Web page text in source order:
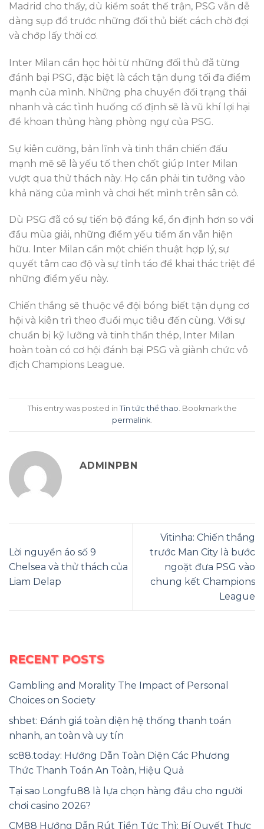
Madrid cho thấy, dù kiểm soát thế trận, PSG vẫn dễ
dàng sụp đổ trước những đối thủ biết cách chờ đợi
và chớp lấy thời cơ.
Inter Milan cần học hỏi từ những đối thủ đã từng
đánh bại PSG, đặc biệt là cách tận dụng tối đa điểm
mạnh của mình. Những pha chuyển đổi trạng thái
nhanh và các tình huống cố định sẽ là vũ khí lợi hại
để khoan thủng hàng phòng ngự của PSG.
Sự kiên cường, bản lĩnh và tinh thần chiến đấu
mạnh mẽ sẽ là yếu tố then chốt giúp Inter Milan
vượt qua thử thách này. Họ cần phải tin tưởng vào
khả năng của mình và chơi hết mình trên sân cỏ.
Dù PSG đã có sự tiến bộ đáng kể, ổn định hơn so với
đầu mùa giải, những điểm yếu tiềm ẩn vẫn hiện
hữu. Inter Milan cần một chiến thuật hợp lý, sự
quyết tâm cao độ và sự tỉnh táo để khai thác triệt để
những điểm yếu này.
Chiến thắng sẽ thuộc về đội bóng biết tận dụng cơ
hội và kiên trì theo đuổi mục tiêu đến cùng. Với sự
chuẩn bị kỹ lưỡng và tinh thần thép, Inter Milan
hoàn toàn có cơ hội đánh bại PSG và giành chức vô
địch Champions League.
This entry was posted in Tin tức thể thao. Bookmark the
permalink.
ADMINPBN
Lời nguyền áo số 9
Chelsea và thử thách của
Liam Delap
Vitinha: Chiến thắng
trước Man City là bước
ngoặt đưa PSG vào
chung kết Champions
League
RECENT POSTS
Gambling and Morality The Impact of Personal
Choices on Society
shbet: Đánh giá toàn diện hệ thống thanh toán
nhanh, an toàn và uy tín
sc88.today: Hướng Dẫn Toàn Diện Các Phương
Thức Thanh Toán An Toàn, Hiệu Quả
Tại sao Longfu88 là lựa chọn hàng đầu cho người
chơi casino 2026?
CM88 Hướng Dẫn Rút Tiền Tức Thì: Bí Quyết Thực